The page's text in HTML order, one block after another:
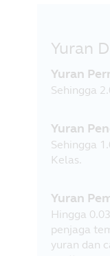
Yuran
Yuran
Sehingga
Yuran
Sehingga
Kelas.
Yuran
Hingga
penjaga
yuran dan